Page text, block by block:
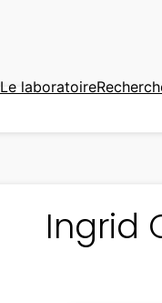
Le laboratoire
Ingrid